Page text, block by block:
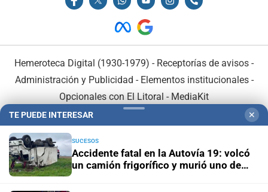
Hemeroteca Digital (1930-1979) - Receptorías de avisos -
Administración y Publicidad - Elementos institucionales-
Opcionales con El Litoral - MediaKit
TE PUEDE INTERESAR ✕
SUCESOS
Accidente fatal en la Autovía 19: volcó
un camión frigorífico y murió uno de